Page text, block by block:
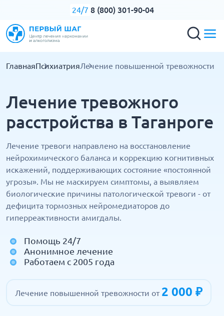
24/7 8 (800) 301-90-04
ГлавнаяПсихиатрияЛечение повышенной тревожности
Лечение тревожного
расстройства в Таганроге
Лечение тревоги направлено на восстановление
нейрохимического баланса и коррекцию когнитивных
искажений, поддерживающих состояние «постоянной
угрозы». Мы не маскируем симптомы, а выявляем
биологические причины патологической тревоги - от
дефицита тормозных нейромедиаторов до
гиперреактивности амигдалы.
Помощь 24/7
Анонимное лечение
Работаем с 2005 года
Лечение повышенной тревожности от 2 000 ₽